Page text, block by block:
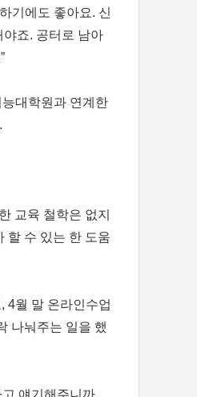
기에도 좋아요. 신
죠. 공터로 남아
대학원과 연계한
교육 철학은 없지
할 수 있는 한 도움
4월 말 온라인수업
나눠주는 일을 했
얘기해주니까,